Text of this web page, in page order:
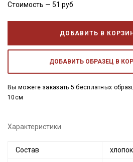
Стоимость — 51 руб
ДОБАВИТЬ В
ДОБАВИТЬ ОБРАЗЕЦ В
Вы можете заказать 5 бесплатных
10см
Характеристики
Состав